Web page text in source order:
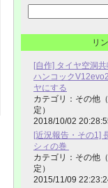
リ
[自作] タイヤ空洞共
ハンコック
ヤにする
カテゴリ：その他
定）
2018/10/02
[近況報告・その1]
シィの巻
カテゴリ：その他
定）
2015/11/09